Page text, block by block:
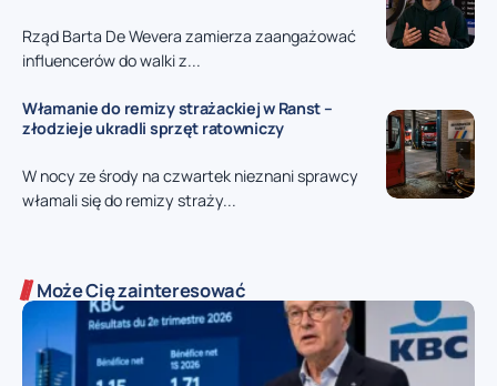
Rząd Barta De Wevera zamierza zaangażować
influencerów do walki z...
Włamanie do remizy strażackiej w Ranst –
złodzieje ukradli sprzęt ratowniczy
W nocy ze środy na czwartek nieznani sprawcy
włamali się do remizy straży...
Może Cię zainteresować